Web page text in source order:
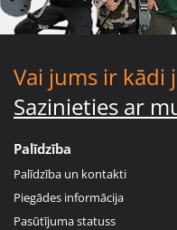
Vai jums ir kādi
Sazinieties ar
Palīdzība
Palīdzība un kontakti
Piegādes informācija
Pasūtījuma statuss